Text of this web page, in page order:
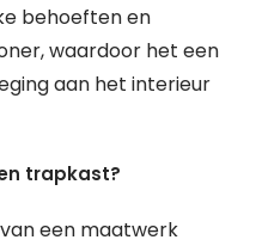
behoeften en
waardoor het een
aan het interieur
trapkast?
een maatwerk